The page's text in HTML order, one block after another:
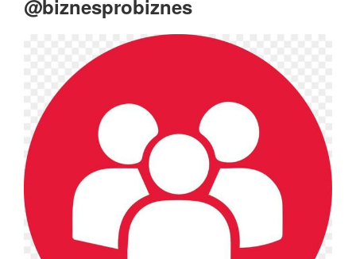
@biznesprobiznes